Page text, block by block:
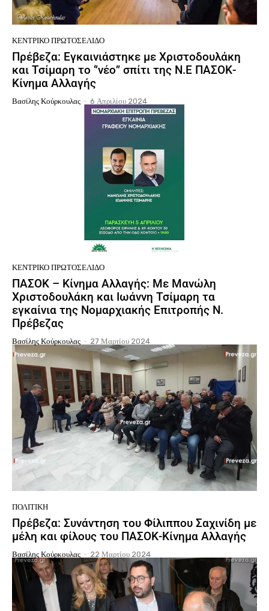
ΚΕΝΤΡΙΚΌ ΠΡΩΤΟΣΈΛΙΔΟ
Πρέβεζα: Εγκαινιάστηκε με Χριστοδουλάκη
και Τσίμαρη το ‘’νέο’’ σπίτι της Ν.Ε ΠΑΣΟΚ-
Κίνημα Αλλαγής
Βασίλης Κούρκουλας - 6 Απριλίου 2024
ΚΕΝΤΡΙΚΌ ΠΡΩΤΟΣΈΛΙΔΟ
ΠΑΣΟΚ – Κίνημα Αλλαγής: Με Μανώλη
Χριστοδουλάκη και Ιωάννη Τσίμαρη τα
εγκαίνια της Νομαρχιακής Επιτροπής Ν.
Πρέβεζας
Βασίλης Κούρκουλας - 27 Μαρτίου 2024
ΠΟΛΙΤΙΚΉ
Πρέβεζα: Συνάντηση του Φίλιππου Σαχινίδη με
μέλη και φίλους του ΠΑΣΟΚ-Κίνημα Αλλαγής
Βασίλης Κούρκουλας - 22 Μαρτίου 2024